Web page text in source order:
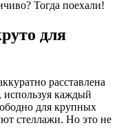
Тогда поехали!
для
расставлена
используя каждый
для крупных
стеллажи. Но это не